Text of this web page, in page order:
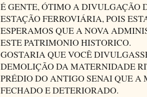
É GENTE, ÓTIMO A DIVULGAÇÃO
ESTAÇÃO FERROVIÁRIA, POIS
ESPERAMOS QUE A NOVA
ESTE PATRIMONIO HISTORICO.
GOSTARIA QUE VOCÊ
DEMOLIÇÃO DA MATERNIDADE
PRÉDIO DO ANTIGO SENAI QUE A
FECHADO E DETERIORADO.